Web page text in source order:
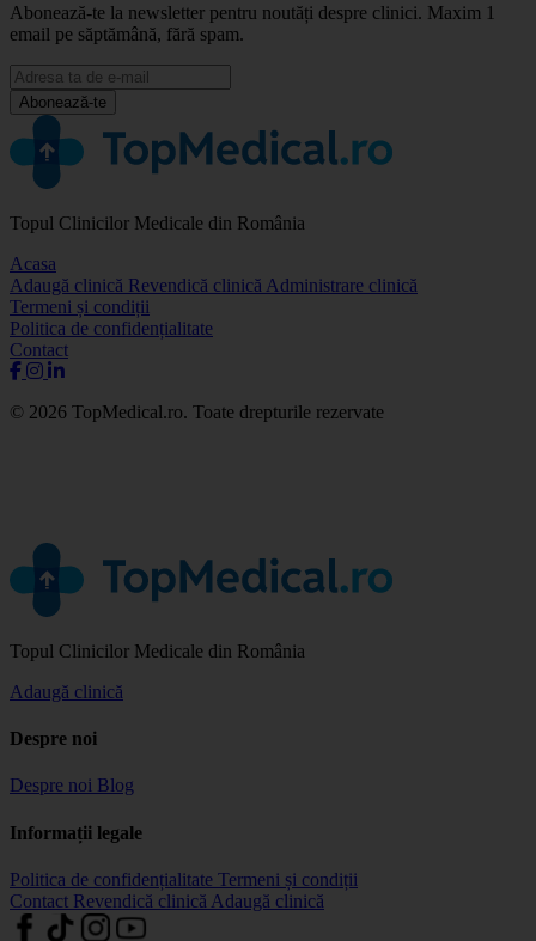
Abonează-te la newsletter pentru noutăți despre clinici. Maxim 1
email pe săptămână, fără spam.
Abonează-te
Topul Clinicilor Medicale din România
Acasa
Adaugă clinică Revendică clinică Administrare clinică
Termeni și condiții
Politica de confidențialitate
Contact
© 2026 TopMedical.ro. Toate drepturile rezervate
Topul Clinicilor Medicale din România
Adaugă clinică
Despre noi
Despre noi Blog
Informații legale
Politica de confidențialitate Termeni și condiții
Contact Revendică clinică Adaugă clinică